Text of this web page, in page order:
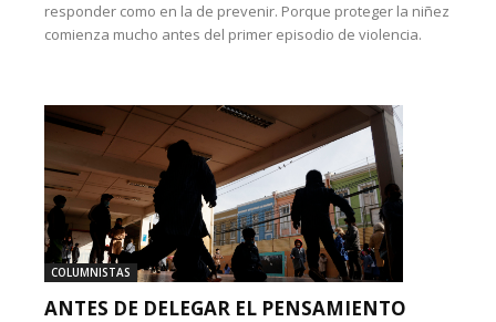
responder como en la de prevenir. Porque proteger la niñez
comienza mucho antes del primer episodio de violencia.
COLUMNISTAS
ANTES DE DELEGAR EL PENSAMIENTO